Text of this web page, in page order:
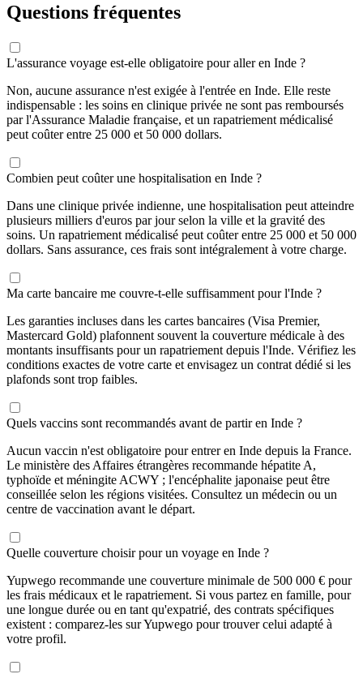
Questions fréquentes
L'assurance voyage est-elle obligatoire pour aller en Inde ?
Non, aucune assurance n'est exigée à l'entrée en Inde. Elle reste
indispensable : les soins en clinique privée ne sont pas remboursés
par l'Assurance Maladie française, et un rapatriement médicalisé
peut coûter entre 25 000 et 50 000 dollars.
Combien peut coûter une hospitalisation en Inde ?
Dans une clinique privée indienne, une hospitalisation peut atteindre
plusieurs milliers d'euros par jour selon la ville et la gravité des
soins. Un rapatriement médicalisé peut coûter entre 25 000 et 50 000
dollars. Sans assurance, ces frais sont intégralement à votre charge.
Ma carte bancaire me couvre-t-elle suffisamment pour l'Inde ?
Les garanties incluses dans les cartes bancaires (Visa Premier,
Mastercard Gold) plafonnent souvent la couverture médicale à des
montants insuffisants pour un rapatriement depuis l'Inde. Vérifiez les
conditions exactes de votre carte et envisagez un contrat dédié si les
plafonds sont trop faibles.
Quels vaccins sont recommandés avant de partir en Inde ?
Aucun vaccin n'est obligatoire pour entrer en Inde depuis la France.
Le ministère des Affaires étrangères recommande hépatite A,
typhoïde et méningite ACWY ; l'encéphalite japonaise peut être
conseillée selon les régions visitées. Consultez un médecin ou un
centre de vaccination avant le départ.
Quelle couverture choisir pour un voyage en Inde ?
Yupwego recommande une couverture minimale de 500 000 € pour
les frais médicaux et le rapatriement. Si vous partez en famille, pour
une longue durée ou en tant qu'expatrié, des contrats spécifiques
existent : comparez-les sur Yupwego pour trouver celui adapté à
votre profil.